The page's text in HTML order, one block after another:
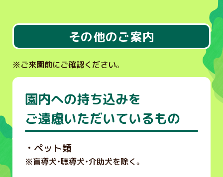
その他のご案内
※ご来園前にご確認ください。
園内への持ち込みを
ご遠慮いただいているもの
ペット類
※盲導犬・聴導犬・介助犬を除く。